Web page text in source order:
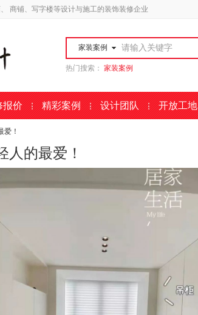
商铺、写字楼等设计与施工的装饰装修企业
家装案例
热门搜索： 家装案例
报价 精彩案例 设计团队 开放工地
爱！
人的最爱！